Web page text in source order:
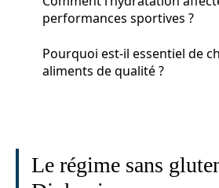
performances sportives ?
Pourquoi est-il essentiel de
aliments de qualité ?
Le régime sans